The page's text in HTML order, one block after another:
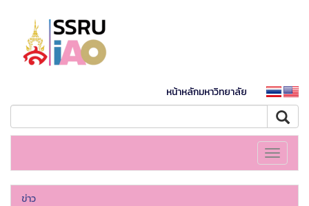
หน้าหลักมหาวิทยาลัย
Toggle
ข่าว